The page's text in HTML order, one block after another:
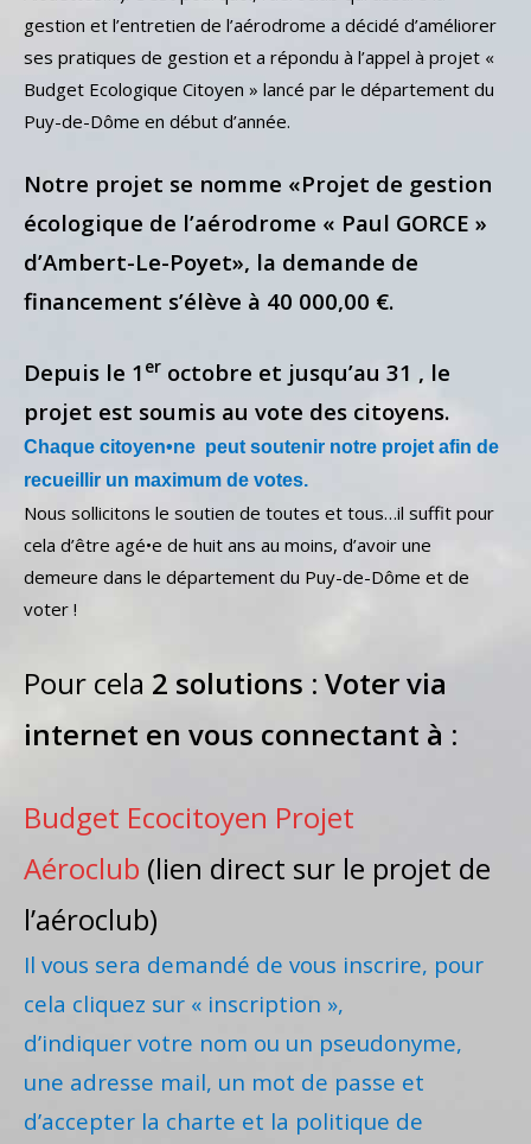
gestion et l’entretien de l’aérodrome a décidé d’améliorer
ses pratiques de gestion et a répondu à l’appel à projet «
Budget Ecologique Citoyen » lancé par le département du
Puy-de-Dôme en début d’année.
Notre projet se nomme «Projet de gestion
écologique de l’aérodrome « Paul GORCE »
d’Ambert-Le-Poyet», la demande de
financement s’élève à 40 000,00 €.
Depuis le 1 er octobre et jusqu’au 31 , le
projet est soumis au vote des citoyens.
Chaque citoyen•ne peut soutenir notre projet afin de
recueillir un maximum de votes.
Nous sollicitons le soutien de toutes et tous…il suffit pour
cela d’être agé•e de huit ans au moins, d’avoir une
demeure dans le département du Puy-de-Dôme et de
voter !
Pour cela 2 solutions : Voter via
internet en vous connectant à :
Budget Ecocitoyen Projet
Aéroclub (lien direct sur le projet de
l’aéroclub)
Il vous sera demandé de vous inscrire, pour
cela cliquez sur « inscription »,
d’indiquer votre nom ou un pseudonyme,
une adresse mail, un mot de passe et
d’accepter la charte et la politique de